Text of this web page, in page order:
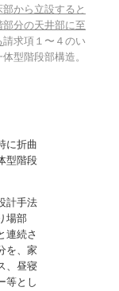
に折曲
型階段
計手法
場部
連続さ
を、家
、昼寝
等とし
から立設すると
分の天井部に至
請求項１〜４のい
型階段部構造。